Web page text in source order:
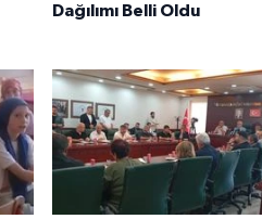
Dağılımı Belli Oldu